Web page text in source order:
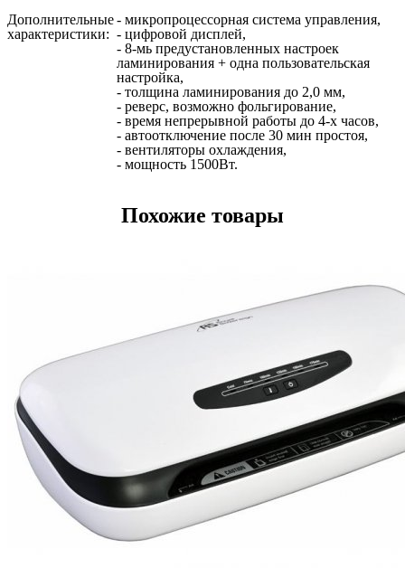
Дополнительные
характеристики:
- микропроцессорная система управления,
- цифровой дисплей,
- 8-мь предустановленных настроек
ламинирования + одна пользовательская
настройка,
- толщина ламинирования до 2,0 мм,
- реверс, возможно фольгирование,
- время непрерывной работы до 4-х часов,
- автоотключение после 30 мин простоя,
- вентиляторы охлаждения,
- мощность 1500Вт.
Похожие товары